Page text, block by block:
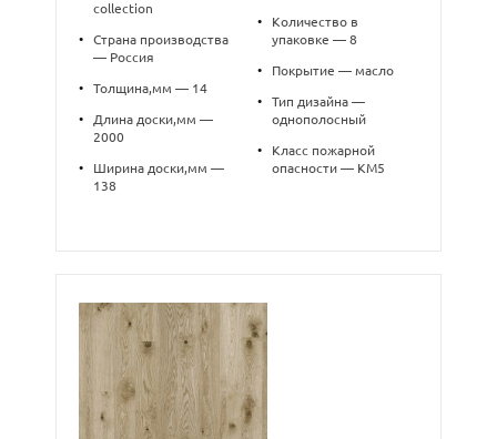
collection
•
Страна производства
— Россия
• Толщина,мм — 14
•
Длина доски,мм —
2000
•
Ширина доски,мм —
138
•
Количество в
упаковке — 8
• Покрытие — масло
•
Тип дизайна —
однополосный
•
Класс пожарной
опасности — КМ5